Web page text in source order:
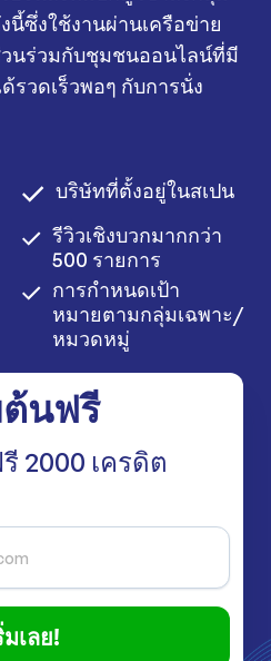
นี้ซึ่งใช้งานผ่านเครือข่าย
วนร่วมกับชุมชนออนไลน์ที่มี
รวดเร็วพอๆ กับการนั่ง
บริษัทที่ตั้งอยู่ในสเปน
รีวิวเชิงบวกมากกว่า
500 รายการ
การกำหนดเป้า
หมายตามกลุ่มเฉพาะ/
หมวดหมู่
ต้นฟรี
2000 เครดิต
มเลย!